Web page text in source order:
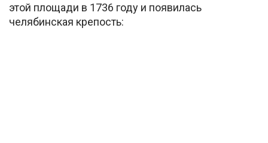
этой площади в 1736 году и появилась
челябинская крепость: